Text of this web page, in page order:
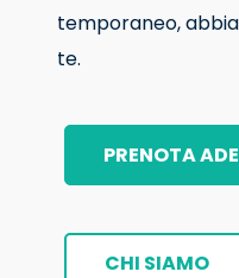
temporaneo,
te.
PRENOTA
CHI SIAMO